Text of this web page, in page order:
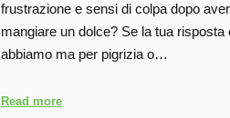
frustrazione e sensi di colpa dopo
mangiare un dolce? Se la tua
abbiamo ma per pigrizia o…
Read more